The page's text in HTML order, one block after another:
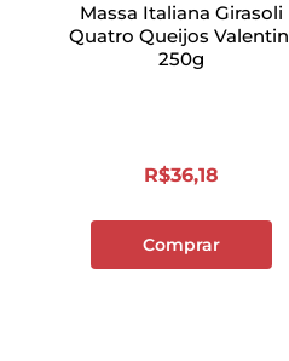
Massa Italiana Girasoli
Quatro Queijos
250g
R$36,18
Comprar